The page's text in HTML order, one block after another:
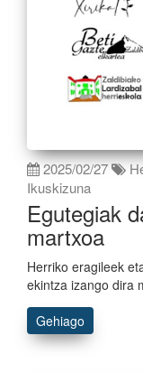
2025/02/27
Ikuskizuna
Egutegiak
martxoa
Herriko eragileek
ekintza izango dira
Gehiago